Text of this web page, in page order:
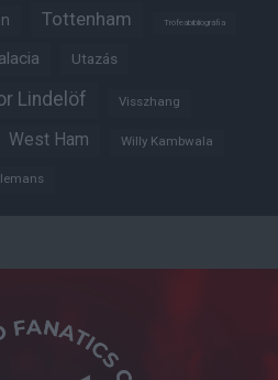
Tottenham Trófeabibliográfia
Utazás
Lindelöf Visszhang
West Ham Willy Kambwala